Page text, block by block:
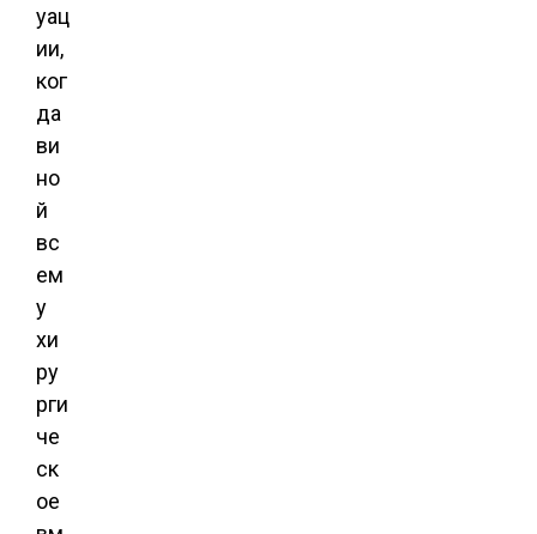
уац
ии,
ког
да
ви
но
й
вс
ем
у
хи
ру
рги
че
ск
ое